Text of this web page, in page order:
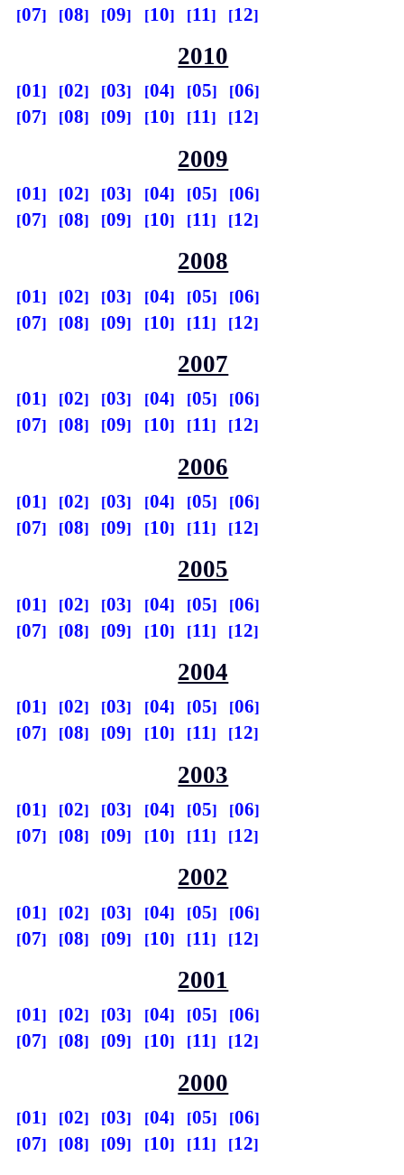
07
08 09 10 11 12
2010
01 02 03 04 05
06
07
08 09 10 11 12
2009
01 02 03 04 05
06
07
08 09 10 11 12
2008
01 02 03 04 05
06
07
08 09 10 11 12
2007
01 02 03 04 05
06
07
08 09 10 11 12
2006
01 02 03 04 05
06
07
08 09 10 11 12
2005
01 02 03 04 05
06
07
08 09 10 11 12
2004
01 02 03 04 05
06
07
08 09 10 11 12
2003
01 02 03 04 05
06
07
08 09 10 11 12
2002
01 02 03 04 05
06
07
08 09 10 11 12
2001
01 02 03 04 05
06
07
08 09 10 11 12
2000
01 02 03 04 05
06
07
08 09 10 11 12